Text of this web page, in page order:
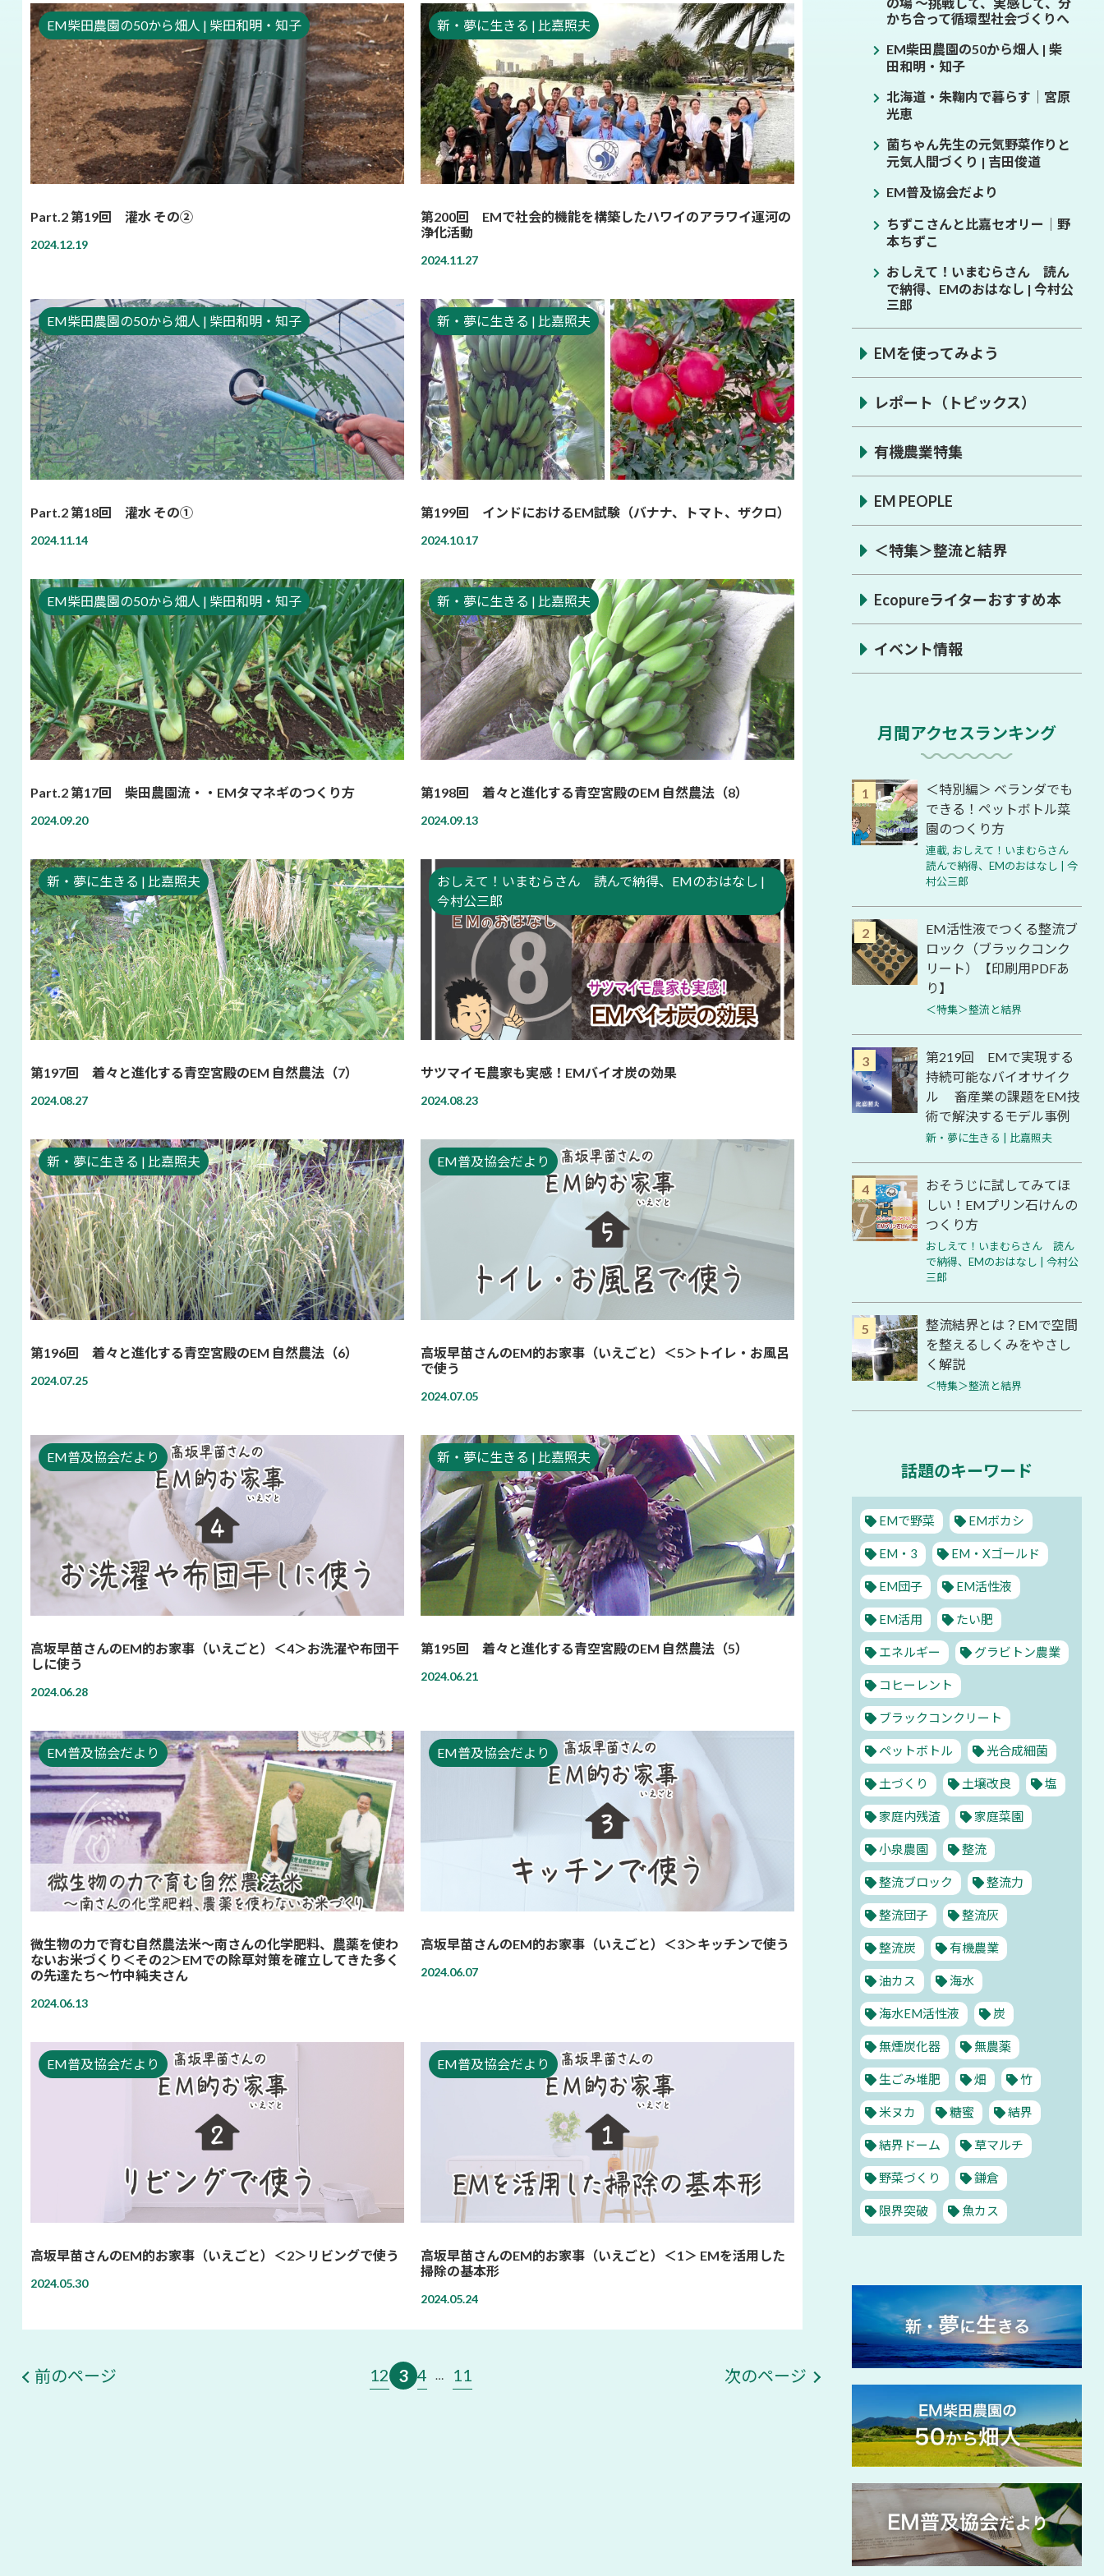
EM柴田農園の50から畑人 | 柴田和明・知子
Part.2 第19回 灌水 その②
2024.12.19
新・夢に生きる | 比嘉照夫
第200回 EMで社会的機能を構築したハワイのアラワイ運河の
浄化活動
2024.11.27
EM柴田農園の50から畑人 | 柴田和明・知子
Part.2 第18回 灌水 その①
2024.11.14
新・夢に生きる | 比嘉照夫
第199回 インドにおけるEM試験（バナナ、トマト、ザクロ）
2024.10.17
EM柴田農園の50から畑人 | 柴田和明・知子
Part.2 第17回 柴田農園流・・EMタマネギのつくり方
2024.09.20
新・夢に生きる | 比嘉照夫
第198回 着々と進化する青空宮殿のEM 自然農法（8）
2024.09.13
新・夢に生きる | 比嘉照夫
第197回 着々と進化する青空宮殿のEM 自然農法（7）
2024.08.27
おしえて！いまむらさん 読んで納得、EMのおはなし |
今村公三郎
サツマイモ農家も実感！EMバイオ炭の効果
2024.08.23
新・夢に生きる | 比嘉照夫
第196回 着々と進化する青空宮殿のEM 自然農法（6）
2024.07.25
EM普及協会だより
高坂早苗さんのEM的お家事（いえごと）＜5＞トイレ・お風呂
で使う
2024.07.05
EM普及協会だより
高坂早苗さんのEM的お家事（いえごと）＜4＞お洗濯や布団干
しに使う
2024.06.28
新・夢に生きる | 比嘉照夫
第195回 着々と進化する青空宮殿のEM 自然農法（5）
2024.06.21
EM普及協会だより
微生物の力で育む自然農法米～南さんの化学肥料、農薬を使わ
ないお米づくり＜その2＞EMでの除草対策を確立してきた多く
の先達たち～竹中純夫さん
2024.06.13
EM普及協会だより
高坂早苗さんのEM的お家事（いえごと）＜3＞キッチンで使う
2024.06.07
EM普及協会だより
高坂早苗さんのEM的お家事（いえごと）＜2＞リビングで使う
2024.05.30
EM普及協会だより
高坂早苗さんのEM的お家事（いえごと）＜1＞ EMを活用した
掃除の基本形
2024.05.24
前のページ 12 3 4 … 11 次のページ
かち合って循環型社会づくりへ
EM柴田農園の50から畑人 | 柴
田和明・知子
北海道・朱鞠内で暮らす│宮原
光恵
菌ちゃん先生の元気野菜作りと
元気人間づくり | 吉田俊道
EM普及協会だより
ちずこさんと比嘉セオリー│野
本ちずこ
おしえて！いまむらさん 読ん
で納得、EMのおはなし | 今村公
三郎
EMを使ってみよう
レポート（トピックス）
有機農業特集
EM PEOPLE
＜特集＞整流と結界
Ecopureライターおすすめ本
イベント情報
月間アクセスランキング
＜特別編＞ ベランダでも
できる！ペットボトル菜
園のつくり方
連載, おしえて！いまむらさん
読んで納得、EMのおはなし | 今
村公三郎
EM活性液でつくる整流ブ
ロック（ブラックコンク
リート）【印刷用PDFあ
り】
＜特集＞整流と結界
第219回 EMで実現する
持続可能なバイオサイク
ル 畜産業の課題をEM技
術で解決するモデル事例
新・夢に生きる | 比嘉照夫
おそうじに試してみてほ
しい！EMプリン石けんの
つくり方
おしえて！いまむらさん 読ん
で納得、EMのおはなし | 今村公
三郎
整流結界とは？EMで空間
を整えるしくみをやさし
く解説
＜特集＞整流と結界
話題のキーワード
EMで野菜 EMボカシ
EM・3 EM・Xゴールド
EM団子 EM活性液
EM活用 たい肥
エネルギー グラビトン農業
コヒーレント
ブラックコンクリート
ペットボトル 光合成細菌
土づくり 土壌改良 塩
家庭内残渣 家庭菜園
小泉農園 整流
整流ブロック 整流力
整流団子 整流灰
整流炭 有機農業
油カス 海水
海水EM活性液 炭
無煙炭化器 無農薬
生ごみ堆肥 畑 竹
米ヌカ 糖蜜 結界
結界ドーム 草マルチ
野菜づくり 鎌倉
限界突破 魚カス